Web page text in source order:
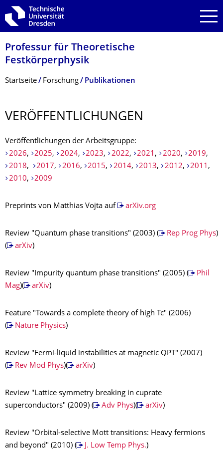
Zur Hauptnavigation springen
Zur Suche springen
Zum Inhalt springen
Professur für Theoretische
Festkörperphysik
Breadcrumb-Menü
Startseite Forschung Publikationen
VERÖFFENTLI­CHUNGEN
Veröffentlichungen der Arbeitsgruppe:
2026, 2025, 2024, 2023, 2022, 2021 , 2020, 2019,
2018, 2017, 2016, 2015, 2014, 2013, 2012, 2011 ,
2010, 2009
Preprints von Matthias Vojta auf arXiv.org
Review "Quantum phase transitions" (2003) ( Rep Prog Phys)
(
arXiv)
Review "Impurity quantum phase transitions" (2005) (
Phil
Mag)( arXiv)
Feature "Towards a complete theory of high Tc" (2006)
(
Nature Physics)
Review "Fermi-liquid instabilities at magnetic QPT" (2007)
(
Rev Mod Phys)( arXiv)
Review "Lattice symmetry breaking in cuprate
superconductors" (2009) (
Adv Phys)( arXiv)
Review "Orbital-selective Mott transitions: Heavy fermions
and beyond" (2010) (
J. Low Temp Phys.)